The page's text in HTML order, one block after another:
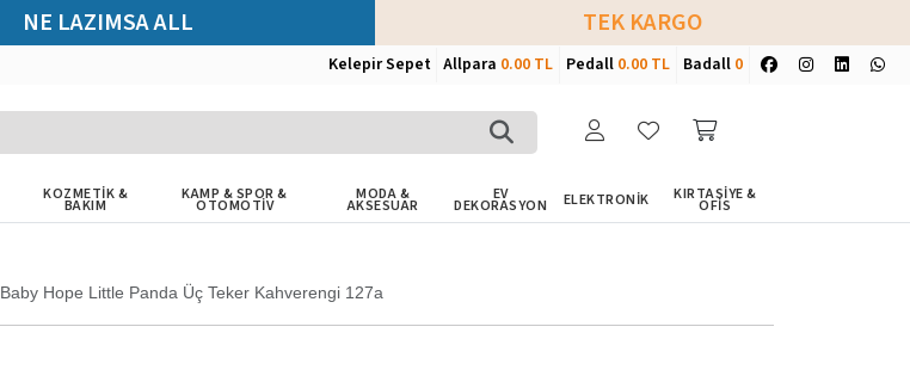
NE LAZIMSA ALL TEK KARGO
Kelepir Sepet Allpara 0.00 TL Pedall 0.00 TL Badall 0
KOZMETİK &
BAKIM
KAMP & SPOR &
OTOMOTİV
MODA &
AKSESUAR
EV
DEKORASYON ELEKTRONİK KIRTASİYE &
OFİS
Baby Hope Little Panda Üç Teker Kahverengi 127a